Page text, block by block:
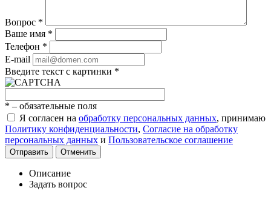
Вопрос *
Ваше имя *
Телефон *
E-mail
Введите текст с картинки *
* – обязательные поля
Я согласен на обработку персональных данных, принимаю
Политику конфиденциальности, Согласие на обработку
персональных данных и Пользовательское соглашение
Отправить Отменить
Описание
Задать вопрос